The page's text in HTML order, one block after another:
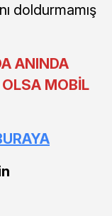
doldurmamış
ANINDA
MOBİL